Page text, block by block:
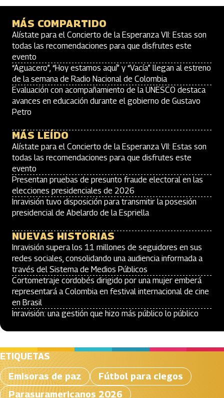
MÁS COMPARTIDO
Alístate para el Concierto de la Esperanza VII: Estas son
todas las recomendaciones para que disfrutes este
evento
“Aguacero”, “Hoy estamos aquí” y “Vacía” llegan al estreno
de la semana de Radio Nacional de Colombia
Evaluación con acompañamiento de la UNESCO destaca
avances en educación durante el gobierno de Gustavo
Petro
MÁS LEÍDO
Alístate para el Concierto de la Esperanza VII: Estas son
todas las recomendaciones para que disfrutes este
evento
Presentan pruebas de presunto fraude electoral en las
elecciones presidenciales de 2026
Inravisión tuvo disposición para transmitir la posesión
presidencial de Abelardo de la Espriella
NUEVAS HISTORIAS
Inravisión supera los 11 millones de seguidores en sus
redes sociales, consolidando una audiencia informada a
través del Sistema de Medios Públicos
Cortometraje cordobés dirigido por una mujer emberá
representará a Colombia en festival internacional de cine
en Brasil
Inravisión: una gestión que hizo más público lo público
ETIQUETAS
Emisoras de paz
Fútbol para ciegos
Parasuramericanos 2026